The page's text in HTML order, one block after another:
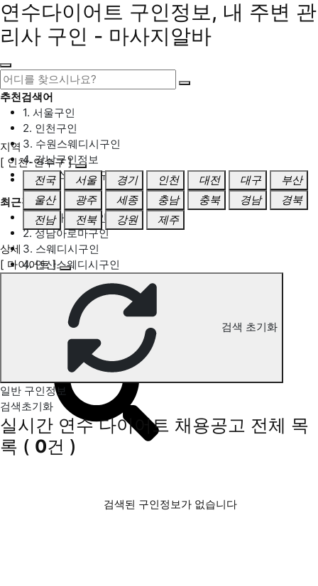
연수다이어트 구인정보, 내 주변 관
리사 구인 - 마사지알바
추천검색어
1. 서울구인
2. 인천구인
3. 수원스웨디시구인
4. 강남구인정보
5. 동탄스웨디시구인
최근검색어
1. 일산마사지구인
2. 성남아로마구인
3. 스웨디시구인
4. 안산스웨디시구인
연수 다이어트 구인정보
지역
[ 인천-연수구 ]
전국
서울 경기 인천 대전 대구
부산
울산
광주 세종 충남 충북 경남
경북
전남
전북 강원 제주
상세
[ 다이어트 ]
검색 초기화
일반 구인정보
검색초기화
실시간 연수 다이어트 채용공고 전체 목
록 ( 0건 )
검색된 구인정보가 없습니다